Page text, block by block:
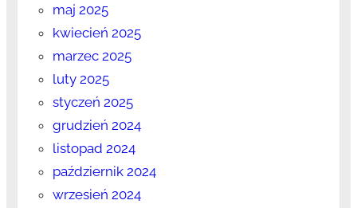
maj 2025
kwiecień 2025
marzec 2025
luty 2025
styczeń 2025
grudzień 2024
listopad 2024
październik 2024
wrzesień 2024